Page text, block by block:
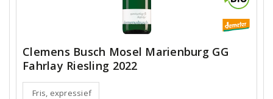
Clemens Busch Mosel Marienburg GG
Fahrlay Riesling 2022
Fris, expressief